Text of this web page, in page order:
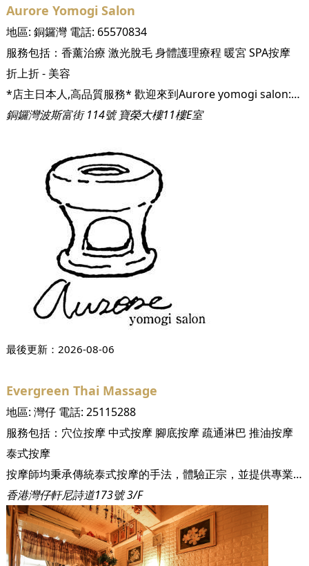
Aurore Yomogi Salon
地區: 銅鑼灣電話: 65570834
服務包括： 香薰治療 激光脫毛身體護理療程 暖宮 SPA按摩
折上折 - 美容
*店主日本人,高品質服務* 歡迎來到Aurore yomogi salon:) 在香港也可以享受到韓方黃土艾葉暖宮坐薰。 Aurore於2017年6月將黃土坐薰引入香港，是第一間開始黃土暖宮坐薰的公司。 艾葉暖宮坐薰已有超過600年歷史，是韓國傳統民間醫術之一。這是通過漢方藥浴蒸氣對肛門和子宮進行薰蒸，使下體逐漸變熱的一種韓國傳統民間療法。不僅在韓國，亞洲其他地區也在很久以前有對女性“下湯”的說法，利用熬制的藥草散發出的蒸氣對女性小腹進行薰蒸，淨化女性脆弱區域，以此來維持女性的健康和美。 有別於其他薰蒸公司，不是用機器製作的低成本木座椅，我地採用最頂級的黃土來製成的坐浴器。在土窯裡使用1200度以上的高溫進行燒製，經過一周嘅時間精心完成的。 透過從陰道或肛門的粘膜吸收蒸氣中的艾葉草藥成份，使盤腔內的器官得到温暖，體温上升從而令免疫系統及手腳冰冷的情況得到改善。 同時也會有改善女性獨有的不適、經痛、月經不順暢及更年期不適等的預期效果。 更可令體內脂肪下降及令肌膚回復原來的狀態。 此外，男性也可使用，可以排出身體毒素，消除疲勞。
銅鑼灣波斯富街 114號 寶榮大樓11樓E室
最後更新： 2026-08-06
Evergreen Thai Massage
地區: 灣仔電話: 25115288
服務包括： 穴位按摩中式按摩 腳底按摩疏通淋巴 推油按摩
泰式按摩
按摩師均秉承傳統泰式按摩的手法，體驗正宗，並提供專業的多樣按摩
香港灣仔軒尼詩道173號 3/F